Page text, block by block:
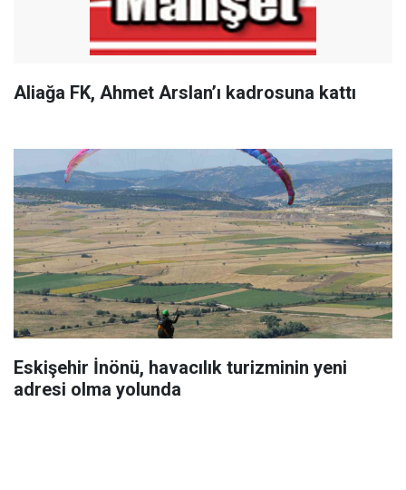
Aliağa FK, Ahmet Arslan’ı kadrosuna kattı
Eskişehir İnönü, havacılık turizminin yeni
adresi olma yolunda